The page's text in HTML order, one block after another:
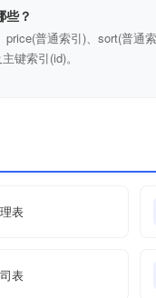
些？
普通索引)、sort(普通
键索引(id)。
表
表